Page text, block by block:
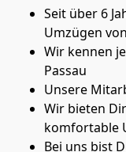
Seit über 6
Umzügen
Wir kennen
Passau
Unsere
Wir bieten
komfortable
Bei uns bist